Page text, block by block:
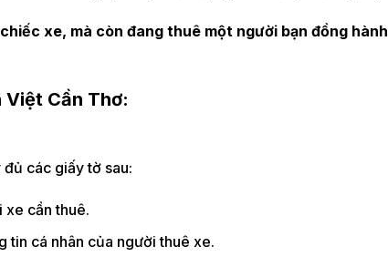
xe, mà còn đang thuê một người bạn đồng
Cần Thơ:
các giấy tờ sau:
xe cần thuê.
tin cá nhân của người thuê xe.